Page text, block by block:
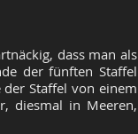
dass man als
der fünften Staffel
der Staffel von einem
diesmal in Meeren,